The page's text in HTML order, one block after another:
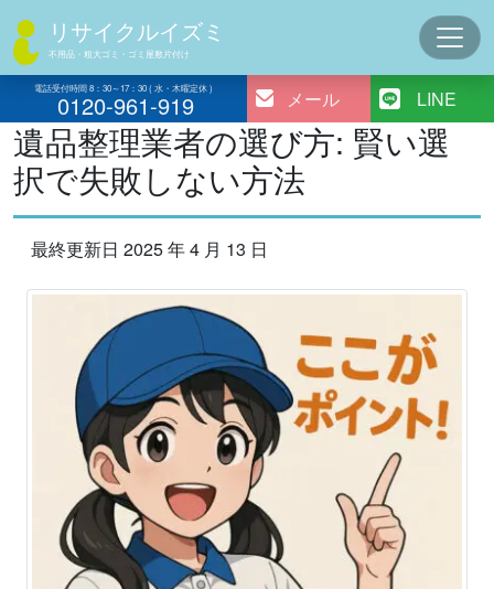
ン
テ
ツ
へ
ス
キ
ッ
リサイクルイズミ
不用品・粗大ゴミ・ゴミ屋敷片付け
電話受付時間 8：30～17：30 ( 水・木曜定休 )
0120-961-919 メール LINE
遺品整理業者の選び方: 賢い選
択で失敗しない方法
最終更新日 2025 年 4 月 13 日